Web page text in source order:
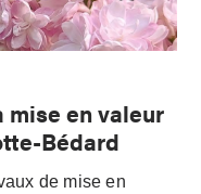
mise en valeur
Bédard
de mise en